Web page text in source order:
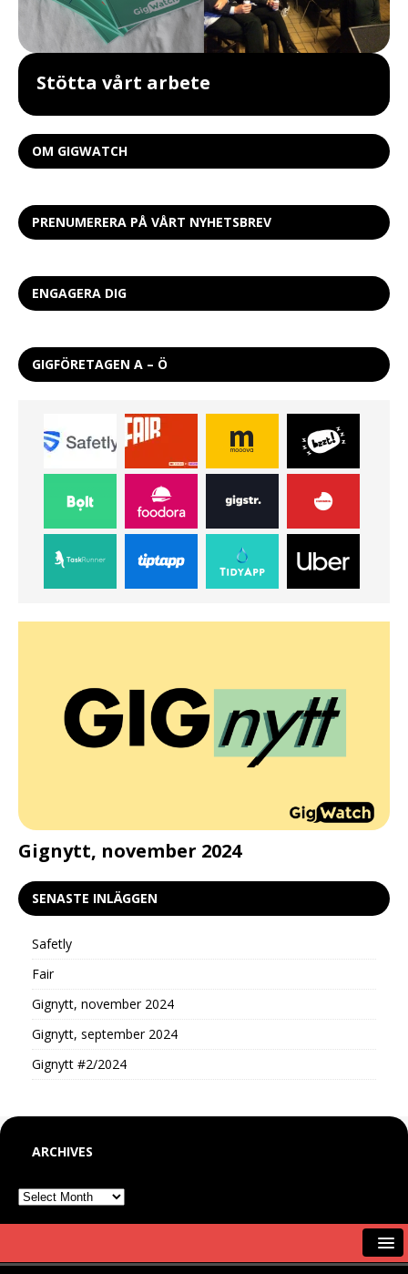
Stötta vårt arbete
OM GIGWATCH
PRENUMERERA PÅ VÅRT NYHETSBREV
ENGAGERA DIG
GIGFÖRETAGEN A – Ö
Gignytt, november 2024
SENASTE INLÄGGEN
Safetly
Fair
Gignytt, november 2024
Gignytt, september 2024
Gignytt #2/2024
ARCHIVES